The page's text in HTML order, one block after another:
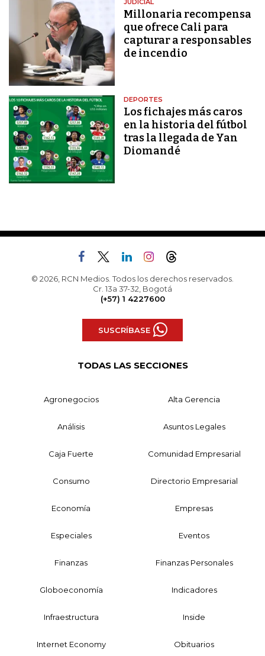
Millonaria recompensa
que ofrece Cali para
capturar a responsables
de incendio
DEPORTES
Los fichajes más caros
en la historia del fútbol
tras la llegada de Yan
Diomandé
© 2026, RCN Medios. Todos los derechos reservados.
Cr. 13a 37-32, Bogotá
(+57) 1 4227600
SUSCRÍBASE
TODAS LAS SECCIONES
Agronegocios Alta Gerencia
Análisis Asuntos Legales
Caja Fuerte Comunidad Empresarial
Consumo Directorio Empresarial
Economía Empresas
Especiales Eventos
Finanzas Finanzas Personales
Globoeconomía Indicadores
Infraestructura Inside
Internet Economy Obituarios